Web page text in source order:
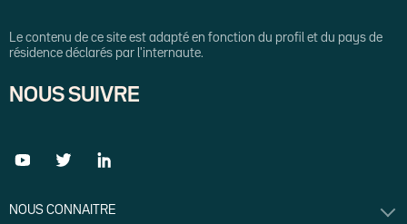
Le contenu de ce site est adapté en fonction du profil et du pays de
résidence déclarés par l'internaute.
NOUS SUIVRE
NOUS CONNAITRE